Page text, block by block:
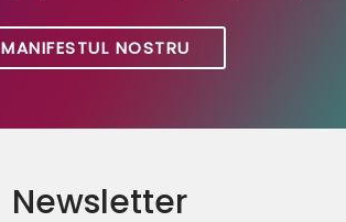
MANIFESTUL NOSTRU
Newsletter